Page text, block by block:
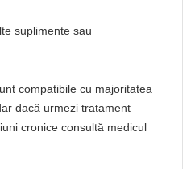
suplimente sau
compatibile cu majoritatea
dacă urmezi tratament
cronice consultă medicul